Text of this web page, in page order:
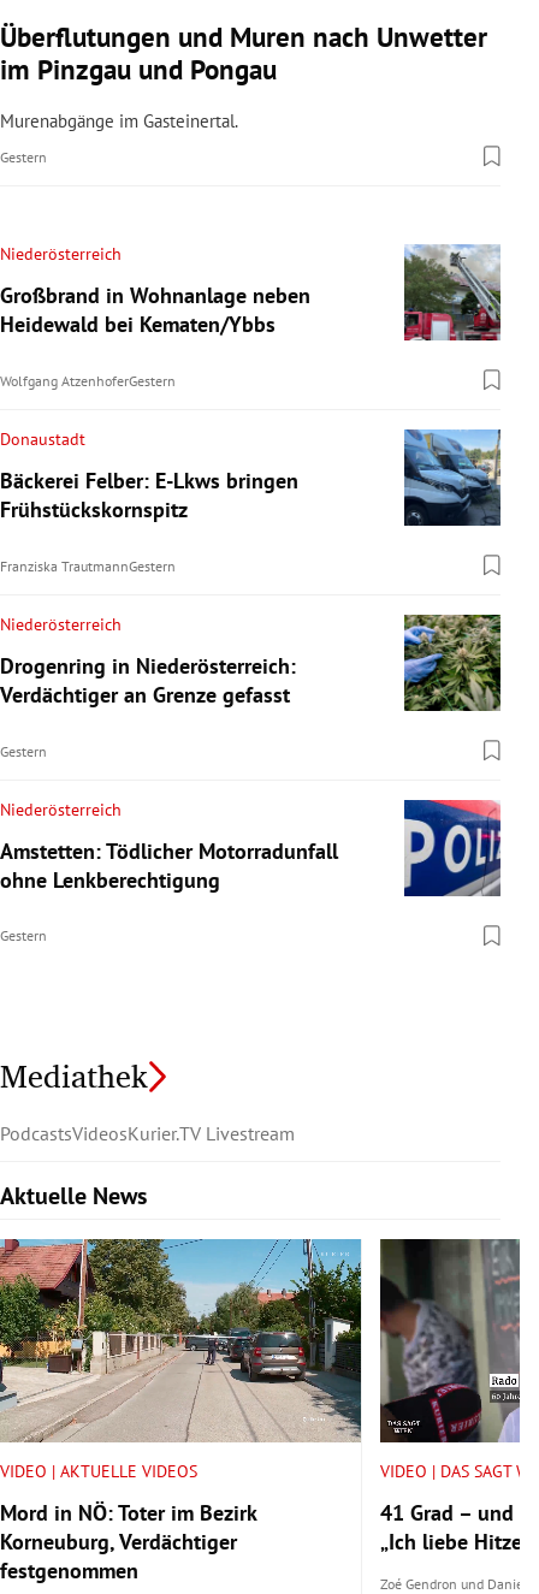
Überflutungen und Muren nach Unwetter
im Pinzgau und Pongau
Murenabgänge im Gasteinertal.
Gestern
Niederösterreich
Großbrand in Wohnanlage neben
Heidewald bei Kematen/Ybbs
Wolfgang AtzenhoferGestern
Donaustadt
Bäckerei Felber: E-Lkws bringen
Frühstückskornspitz
Franziska TrautmannGestern
Niederösterreich
Drogenring in Niederösterreich:
Verdächtiger an Grenze gefasst
Gestern
Niederösterreich
Amstetten: Tödlicher Motorradunfall
ohne Lenkberechtigung
Gestern
Mediathek
PodcastsVideosKurier.TV Livestream
Aktuelle News
Slide 1 von 6
VIDEO | AKTUELLE VIDEOS
Mord in NÖ: Toter im Bezirk
Korneuburg, Verdächtiger
festgenommen
VIDEO | DAS SAGT
41 Grad – und
„Ich liebe Hitze.“
Zoé Gendron und Daniel